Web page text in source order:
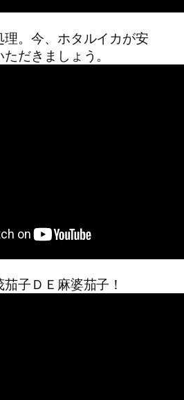
。今、ホタルイカが安
だきましょう。
子ＤＥ麻婆茄子！